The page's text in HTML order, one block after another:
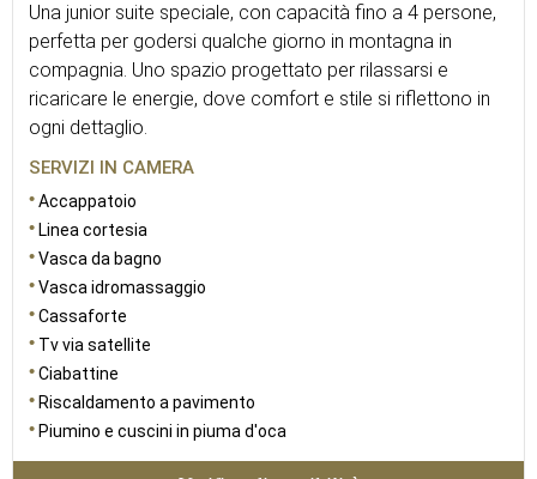
Una junior suite speciale, con capacità fino a 4 persone,
perfetta per godersi qualche giorno in montagna in
compagnia. Uno spazio progettato per rilassarsi e
ricaricare le energie, dove comfort e stile si riflettono in
ogni dettaglio.
SERVIZI IN CAMERA
Accappatoio
Linea cortesia
Vasca da bagno
Vasca idromassaggio
Cassaforte
Tv via satellite
Ciabattine
Riscaldamento a pavimento
Piumino e cuscini in piuma d'oca